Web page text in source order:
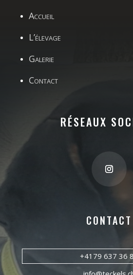
Accueil
L’élevage
Galerie
Contact
RÉSEAUX
CONTACT
+4179 637 36